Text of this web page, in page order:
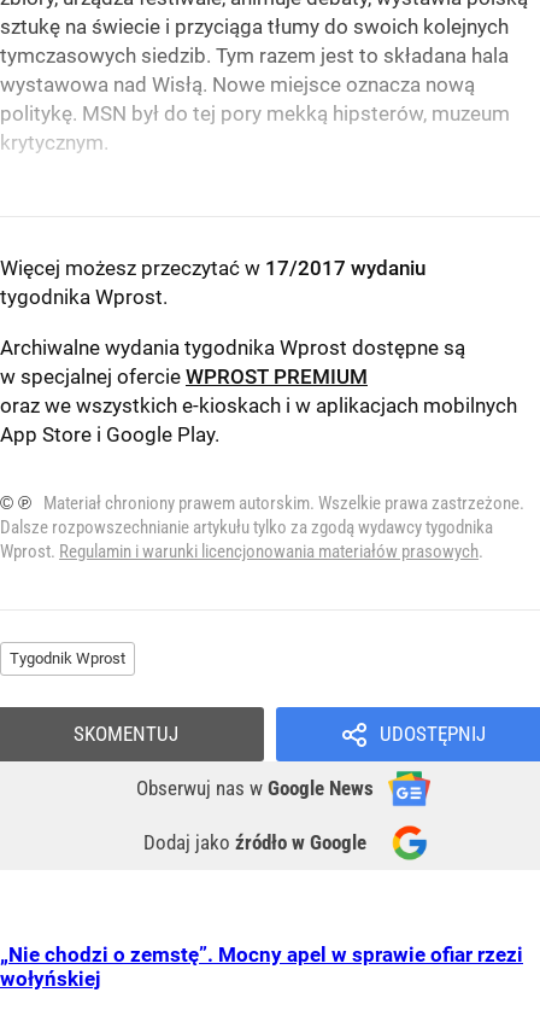
sztukę na świecie i przyciąga tłumy do swoich kolejnych
tymczasowych siedzib. Tym razem jest to składana hala
wystawowa nad Wisłą. Nowe miejsce oznacza nową
politykę. MSN był do tej pory mekką hipsterów, muzeum
krytycznym.
Więcej możesz przeczytać w 17/2017 wydaniu
tygodnika Wprost.
Archiwalne wydania tygodnika Wprost dostępne są
w specjalnej ofercie WPROST PREMIUM
oraz we wszystkich e-kioskach i w aplikacjach mobilnych
App Store i Google Play.
© ℗
Materiał chroniony prawem autorskim. Wszelkie prawa zastrzeżone.
Dalsze rozpowszechnianie artykułu tylko za zgodą wydawcy tygodnika
Wprost. Regulamin i warunki licencjonowania materiałów prasowych.
Tygodnik Wprost
UDOSTĘPNIJ
Obserwuj nas w Google News
Dodaj jako źródło w Google
SKOMENTUJ
„Nie chodzi o zemstę”. Mocny apel w sprawie ofiar rzezi
wołyńskiej